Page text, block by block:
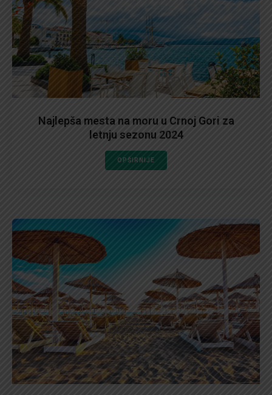
Najlepša mesta na moru u Crnoj Gori za
letnju sezonu 2024
OPŠIRNIJE